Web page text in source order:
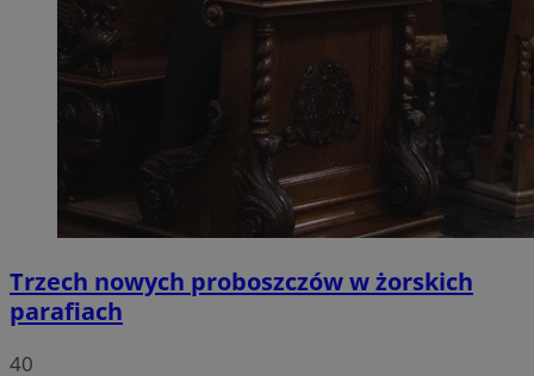
Trzech nowych proboszczów w żorskich
parafiach
40